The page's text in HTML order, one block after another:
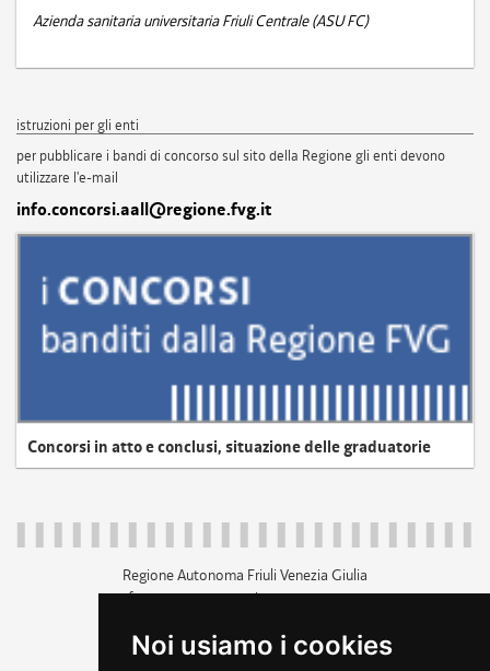
Noi usiamo i cookies
Azienda sanitaria universitaria Friuli Centrale (ASU FC)
istruzioni per gli enti
per pubblicare i bandi di concorso sul sito della Regione gli enti devono
utilizzare l'e-mail
info.concorsi.aall@regione.fvg.it
Concorsi in atto e conclusi, situazione delle graduatorie
Regione Autonoma Friuli Venezia Giulia
c.f. 80014930327; p.iva 00526040324
+39 040 3771111